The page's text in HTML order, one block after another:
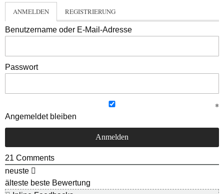
ANMELDEN REGISTRIERUNG
Benutzername oder E-Mail-Adresse
Passwort
Angemeldet bleiben
21 Comments
neuste
älteste beste Bewertung